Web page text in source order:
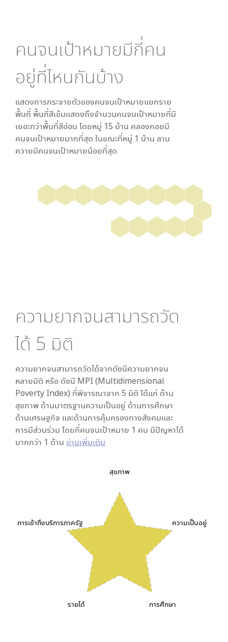
คนจนเป้าหมายมีกี่คน
อยู่ที่ไหนกันบ้าง
แสดงการกระจายตัวของคนจนเป้าหมายแยกราย
พื้นที่ พื้นที่สีเข้มแสดงถึงจำนวนคนจนเป้าหมายที่มี
เยอะกว่าพื้นที่สีอ่อน โดยหมู่ 15 บ้าน คลองกอยมี
คนจนเป้าหมายมากที่สุด ในขณะที่หมู่ 1 บ้าน ลาน
ควายมีคนจนเป้าหมายน้อยที่สุด
ความยากจนสามารถวัด
ได้ 5 มิติ
ความยากจนสามารถวัดได้จากดัชนีความยากจน
หลายมิติ หรือ ดัชนี MPI (Multidimensional
Poverty Index) ที่พิจารณาจาก 5 มิติ ได้แก่ ด้าน
สุขภาพ ด้านมาตรฐานความเป็นอยู่ ด้านการศึกษา
ด้านเศรษฐกิจ และด้านการคุ้มครองทางสังคมและ
การมีส่วนร่วม โดยที่คนจนเป้าหมาย 1 คน มีปัญหาได้
มากกว่า 1 ด้าน อ่านเพิ่มเติม
สุขภาพ
ความเป็นอยู่
การศึกษา
รายได้
การเข้าถึงบริการภาครัฐ